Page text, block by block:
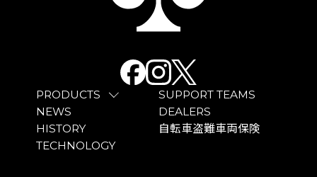
PRODUCTS
NEWS
HISTORY
TECHNOLOGY
SUPPORT TEAMS
DEALERS
自転車盗難車両保険